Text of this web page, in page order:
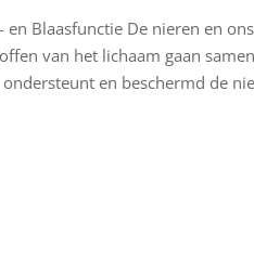
en Blaasfunctie De nieren en
van het lichaam gaan
ondersteunt en beschermd de